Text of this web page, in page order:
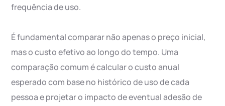
frequência de uso.
É fundamental comparar não apenas o preço inicial,
mas o custo efetivo ao longo do tempo. Uma
comparação comum é calcular o custo anual
esperado com base no histórico de uso de cada
pessoa e projetar o impacto de eventual adesão de